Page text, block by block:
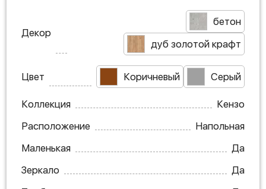
Декор
бетон
дуб золотой крафт
Цвет Коричневый Серый
Коллекция
Кензо
Расположение
Напольная
Маленькая
Да
Зеркало
Да